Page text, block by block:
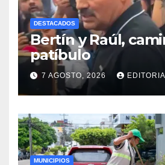
DESTACADOS
Bertín y Raúl,
patíbulo
7 AGOSTO, 2026
MUNICIPIOS